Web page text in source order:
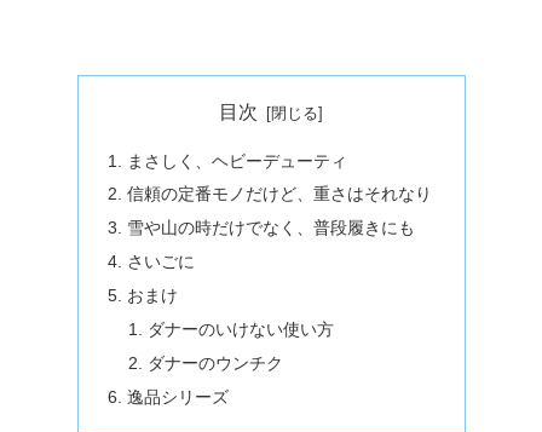
目次
まさしく、ヘビーデューティ
信頼の定番モノだけど、重さはそれなり
雪や山の時だけでなく、普段履きにも
さいごに
おまけ
ダナーのいけない使い方
ダナーのウンチク
逸品シリーズ